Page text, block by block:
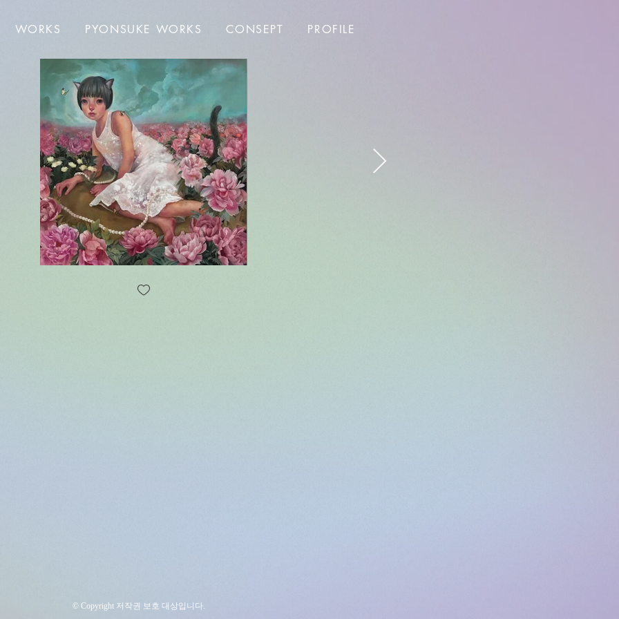
WORKS PYONSUKE WORKS CONSEPT PROFILE
© Copyright 저작권 보호 대상입니다.